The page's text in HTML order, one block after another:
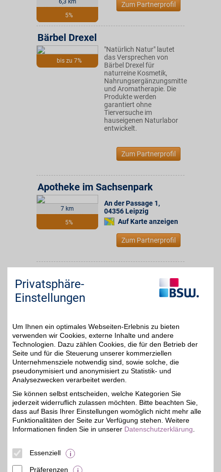
5%
Zum Partnerprofil
bis zu 7%
Bärbel Drexel
"Natürlich Natur" lautet
das Versprechen von
Bärbel Drexel für
naturreine Kosmetik,
Nahrungsergänzungsmittel
und Aromatherapie. Die
Produkte werden
garantiert ohne
Tierversuche im
hauseigenen Naturlabor
entwickelt.
Zum Partnerprofil
7 km
5%
Apotheke im Sachsenpark
An der Passage 1,
04356 Leipzig
Auf Karte anzeigen
Zum Partnerprofil
bis zu 10%
Beauty made in Germany
seit 1963! Asambeauty
dabei pflanzliche und
modernste Hightech-
Wirkstoffe. Mit BSW-
Vorteil bestellen und sich
verwöhnen.
Zum Partnerprofil
7,3 km
Wiesen-Apotheke Inh. D. Wartenberg-Martin
Tauchaer Str. 260,
Privatsphäre-
Einstellungen
Um Ihnen ein optimales Webseiten-Erlebnis zu bieten
verwenden wir Cookies, externe Inhalte und andere
Technologien. Dazu zählen Cookies, die für den Betrieb der
Seite und für die Steuerung unserer kommerziellen
Unternehmensziele notwendig sind, sowie solche, die
pseudonymisiert und anonymisiert zu Statistik- und
Analysezwecken verarbeitet werden.
Sie können selbst entscheiden, welche Kategorien Sie
jederzeit widerruflich zulassen möchten. Bitte beachten Sie,
dass auf Basis Ihrer Einstellungen womöglich nicht mehr alle
Funktionalitäten der Seite zur Verfügung stehen. Weitere
Informationen finden Sie in unserer Datenschutzerklärung
Essenziell
Präferenzen